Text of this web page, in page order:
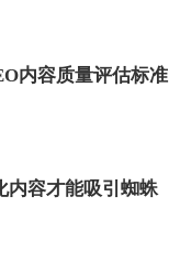
内容质量评估标准
内容才能吸引蜘蛛